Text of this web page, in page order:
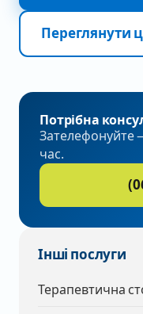
Переглянути
Потрібна
Зателефонуйте
час.
Інші послуги
Терапевтична